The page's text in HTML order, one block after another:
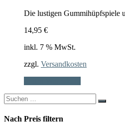
Die lustigen Gummihüpfspiele
14,95 €
inkl. 7 % MwSt.
zzgl. Versandkosten
Search
for:
Nach Preis filtern